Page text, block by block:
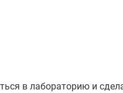
в лабораторию и